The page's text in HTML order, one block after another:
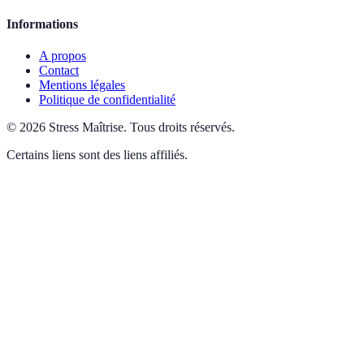
Informations
A propos
Contact
Mentions légales
Politique de confidentialité
© 2026 Stress Maîtrise. Tous droits réservés.
Certains liens sont des liens affiliés.